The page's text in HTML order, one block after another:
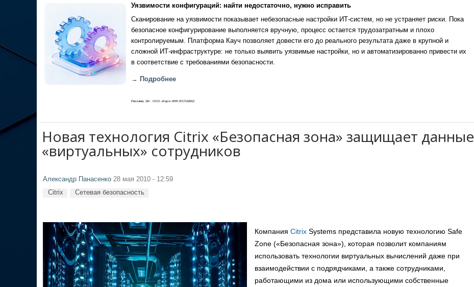
Уязвимости конфигураций: найти недостаточно, нужно исправить
Сканирование на уязвимости показывает небезопасные настройки ИТ-систем, но не устраняет риски. Пока
безопасное конфигурирование выполняется вручную, процесс остается трудозатратным и плохо
контролируемым. Платформа Кауч позволяет довести его до реального результата даже в крупной и
сложной ИТ-инфраструктуре: не только выявить уязвимые настройки, но и автоматизированно привести их
в соответствие с требованиями безопасности.
→ Подробнее
Реклама, 18+. ООО «Кауч» ИНН 9717142012
Новая технология Citrix «Безопасная зона» защищает данные
«виртуальных» сотрудников
Александр Панасенко 28 мая 2010 - 12:59
Citrix Сетевая безопасность
Компания Citrix Systems представила новую технологию Safe
Zone («Безопасная зона»), которая позволит компаниям
использовать технологии виртуальных вычислений даже при
взаимодействии с подрядчиками, а также сотрудниками,
работающими из дома или использующими собственные